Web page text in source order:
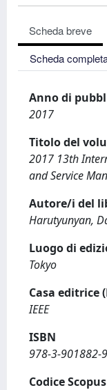
Scheda breve
Scheda
Anno di
2017
Titolo del
2017 13th
and Service
Autore/i del
Harutyunyan,
Luogo di
Tokyo
Casa editrice
IEEE
ISBN
978-3-901882-
Codice